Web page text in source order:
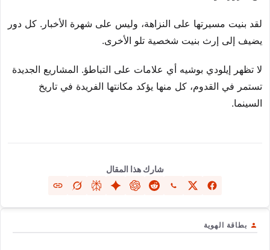
لقد بنيت مسيرتها على النزاهة، وليس على شهرة الأخبار. كل دور
يضيف إلى إرث بنيت شخصية تلو الأخرى.
لا تظهر إيلودي بوشيه أي علامات على التباطؤ. المشاريع الجديدة
تستمر في القدوم، كل منها يؤكد مكانتها الفريدة في تاريخ
السينما.
شارك هذا المقال
بطاقة الهوية